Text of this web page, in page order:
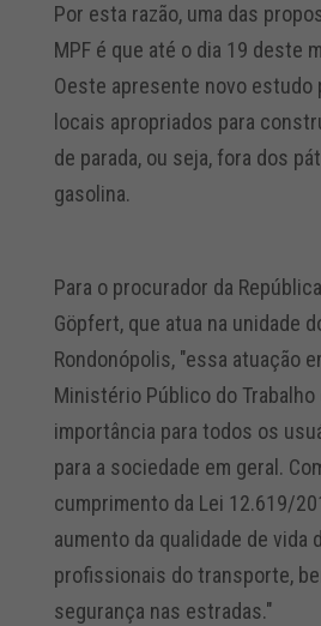
Por esta razão, uma das
MPF é que até o dia 19 deste
Oeste apresente novo estudo
locais apropriados para
de parada, ou seja, fora dos
gasolina.
Para o procurador da
Göpfert, que atua na unidade
Rondonópolis, "essa atuação
Ministério Público do Trabalho
importância para todos os
para a sociedade em geral.
cumprimento da Lei 12.619/
aumento da qualidade de vida
profissionais do transporte,
segurança nas estradas."